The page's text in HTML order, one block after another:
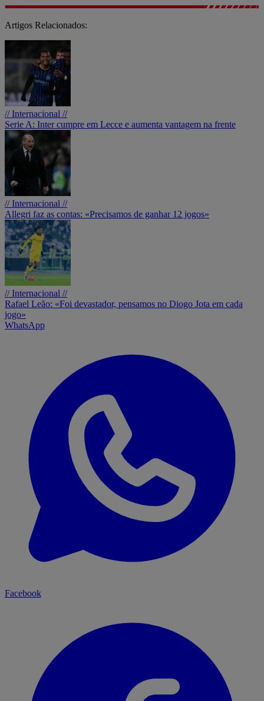
Artigos Relacionados:
// Internacional //
Serie A: Inter cumpre em Lecce e aumenta vantagem na frente
// Internacional //
Allegri faz as contas: «Precisamos de ganhar 12 jogos»
// Internacional //
Rafael Leão: «Foi devastador, pensamos no Diogo Jota em cada
jogo»
WhatsApp
Facebook